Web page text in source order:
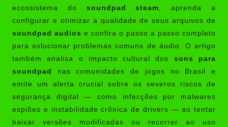
ecossistema do soundpad steam, aprenda a
configurar e otimizar a qualidade de seus arquivos de
soundpad audios e confira o passo a passo completo
para solucionar problemas comuns de áudio. O artigo
também analisa o impacto cultural dos sons para
soundpad
nas comunidades de jogos no Brasil e
emite um alerta crucial sobre os severos riscos de
segurança digital — como infecções por malwares
espiões e instabilidade crônica de drivers — ao tentar
baixar versões modificadas ou recorrer ao uso